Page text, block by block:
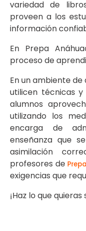
variedad de
proveen a los
información
En Prepa
proceso de
En un ambiente de
utilicen técnicas
alumnos
utilizando los
encarga de
enseñanza que
asimilación
profesores de
exigencias que
¡Haz lo que